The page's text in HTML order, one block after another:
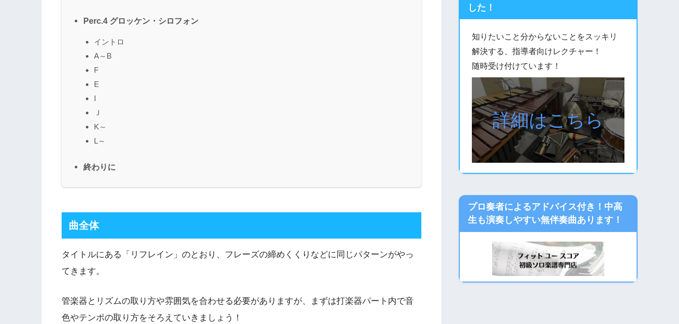
Perc.4 グロッケン・シロフォン
イントロ
A～B
F
E
I
Ｊ
K～
L～
終わりに
曲全体
タイトルにある「リフレイン」のとおり、フレーズの締めくくりなどに同じパターンがやっ
てきます。
管楽器とリズムの取り方や雰囲気を合わせる必要がありますが、まずは打楽器パート内で音
色やテンポの取り方をそろえていきましょう！
した！
知りたいこと分からないことをスッキリ
解決する、指導者向けレクチャー！
随時受け付けています！
詳細はこちら
プロ奏者によるアドバイス付き！中高
生も演奏しやすい無伴奏曲あります！